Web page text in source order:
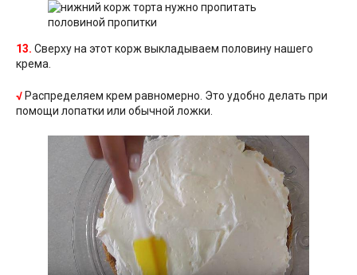
13. Сверху на этот корж выкладываем половину нашего
крема.
√ Распределяем крем равномерно. Это удобно делать при
помощи лопатки или обычной ложки.